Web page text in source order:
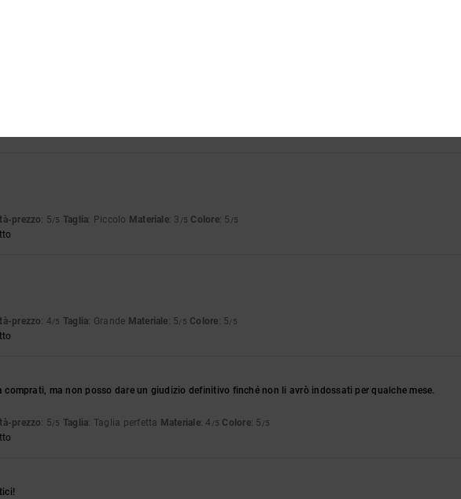
prezzo: 5/5 Taglia: Piccolo Materiale: 3 /5 Colore: 5 /5
prezzo: 4/5 Taglia: Grande Materiale: 5/5 Colore: 5/5
comprati, ma non posso dare un giudizio definitivo finché non li avrò indossati per qualche mese.
prezzo: 5/5 Taglia: Taglia perfetta Materiale: 4 /5 Colore: 5 /5